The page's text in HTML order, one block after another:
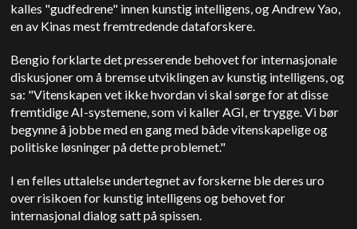
kalles "gudfedrene" innen kunstig intelligens, og Andrew Yao,
en av Kinas mest fremtredende dataforskere.
Bengio forklarte det presserende behovet for internasjonale
diskusjoner om å bremse utviklingen av kunstig intelligens, og
sa: "Vitenskapen vet ikke hvordan vi skal sørge for at disse
fremtidige AI-systemene, som vi kaller AGI, er trygge. Vi bør
begynne å jobbe med en gang med både vitenskapelige og
politiske løsninger på dette problemet."
I en felles uttalelse undertegnet av forskerne ble deres uro
over risikoen for kunstig intelligens og behovet for
internasjonal dialog satt på spissen.